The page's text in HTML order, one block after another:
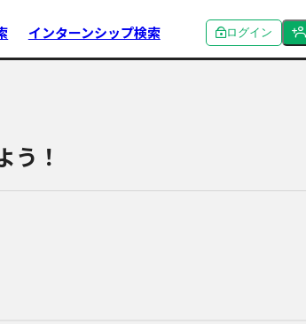
インターンシップ検索 ログイン
う！